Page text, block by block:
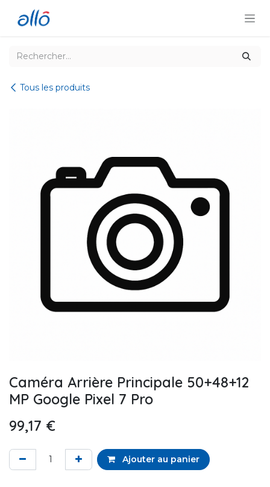
Tous les produits
Caméra Arrière Principale 50+48+12
MP Google Pixel 7 Pro
99,17 €
Ajouter au panier